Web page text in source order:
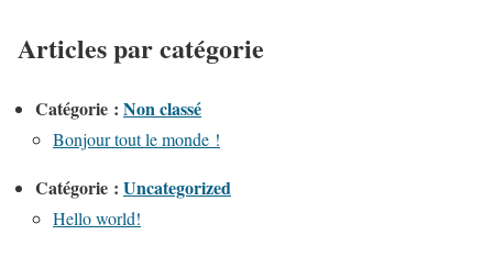
Articles par catégorie
Catégorie : Non classé
Bonjour tout le monde !
Catégorie : Uncategorized
Hello world!